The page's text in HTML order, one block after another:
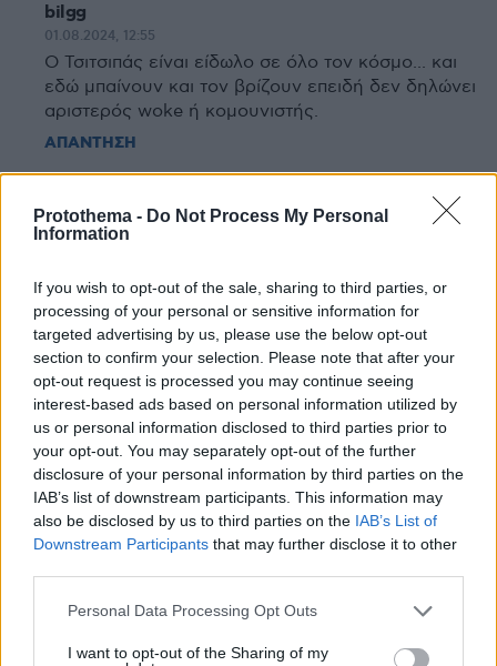
Protothema - Do Not Process My Personal
Information
If you wish to opt-out of the sale, sharing to third parties, or
processing of your personal or sensitive information for
targeted advertising by us, please use the below opt-out
section to confirm your selection. Please note that after your
opt-out request is processed you may continue seeing
interest-based ads based on personal information utilized by
us or personal information disclosed to third parties prior to
your opt-out. You may separately opt-out of the further
disclosure of your personal information by third parties on the
IAB’s list of downstream participants. This information may
also be disclosed by us to third parties on the IAB’s List of
Downstream Participants that may further disclose it to other
Please note that this website/app uses one or more Google
not limited to your visit or usage behaviour. You may click to
Personal Data Processing Opt Outs
I want to opt-out of the Sharing of my
bilgg
01.08.2024, 12:55
Ο Τσιτσιπάς είναι είδωλο σε όλο τον κόσμο... και
εδώ μπαίνουν και τον βρίζουν επειδή δεν δηλώνει
αριστερός woke ή κομουνιστής.
ΑΠΑΝΤΗΣΗ
ΦΟΡΤΩΣΗ ΠΕΡΙΣΣΟΤΕΡΩΝ ΣΧΟΛΙΩΝ
ΠΡΟΣΘΗΚΗ ΣΧΟΛΙΟΥ
ΌΝΟΜΑ *
EMAIL
ΣΧΌΛΙΟ *